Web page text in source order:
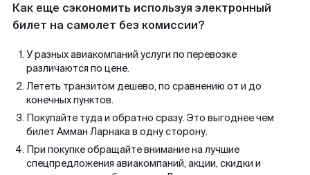
Как еще сэкономить используя электронный
билет на самолет без комиссии?
У разных авиакомпаний услуги по перевозке
различаются по цене.
Лететь транзитом дешево, по сравнению от и до
конечных пунктов.
Покупайте туда и обратно сразу. Это выгоднее чем
билет Амман Ларнака в одну сторону.
При покупке обращайте внимание на лучшие
спецпредложения авиакомпаний, акции, скидки и